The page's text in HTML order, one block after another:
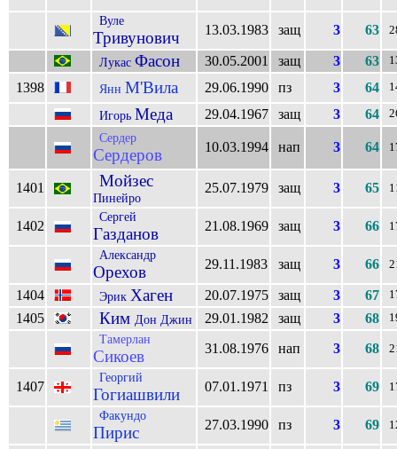
Вуле
Тривунович 13.03.1983 защ 3 63
Лукас Фасон 30.05.2001 защ 3 63
1398 Янн М'Вила 29.06.1990 пз 3 64
Игорь Меда 29.04.1967 защ 3 64
Сердер
Сердеров 10.03.1994 нап 3 64
1401 Мойзес
Пинейро
25.07.1979 защ 3 65
1402
Сергей
Газданов 21.08.1969 защ 3 66
Александр
Орехов 29.11.1983 защ 3 66
1404 Эрик Хаген 20.07.1975 защ 3 67
1405 Ким Дон Джин 29.01.1982 защ 3 68
Тамерлан
Сикоев 31.08.1976 нап 3 68
1407
Георгий
Гогиашвили 07.01.1971 пз 3 69
Факундо
Пирис 27.03.1990 пз 3 69